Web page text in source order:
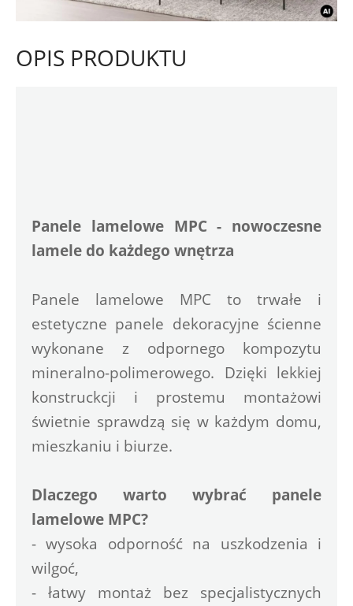
OPIS PRODUKTU
Panele lamelowe MPC - nowoczesne
lamele do każdego wnętrza
Panele lamelowe MPC to trwałe i
estetyczne panele dekoracyjne ścienne
wykonane z odpornego kompozytu
mineralno-polimerowego. Dzięki lekkiej
konstruckcji i prostemu montażowi
świetnie sprawdzą się w każdym domu,
mieszkaniu i biurze.
Dlaczego warto wybrać panele
lamelowe MPC?
- wysoka odporność na uszkodzenia i
wilgoć,
- łatwy montaż bez specjalistycznych